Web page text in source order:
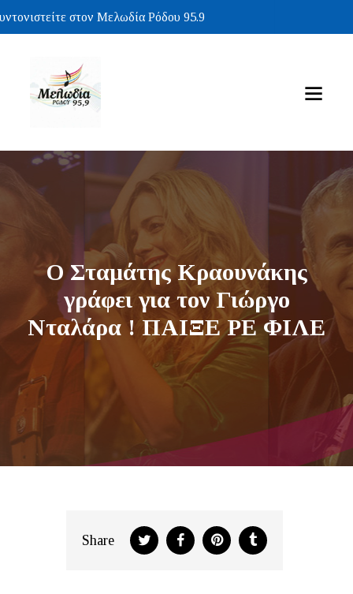
στον Μελωδία Ρόδου 95.9
O Σταμάτης Κραουνάκης
γράφει για τον Γιώργο
Νταλάρα ! ΠΑΙΞΕ ΡΕ ΦΙΛΕ
ΜΠΑΛΑ – ΝΕΟ ΤΡΑΓΟΥΔΙ
Share